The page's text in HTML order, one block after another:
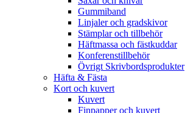
Gummiband
Linjaler och gradskivor
Stämplar och tillbehör
Häftmassa och fästkuddar
Konferenstillbehör
Övrigt Skrivbordsprodukter
Häfta & Fästa
Kort och kuvert
Kuvert
Finpapper och kuvert